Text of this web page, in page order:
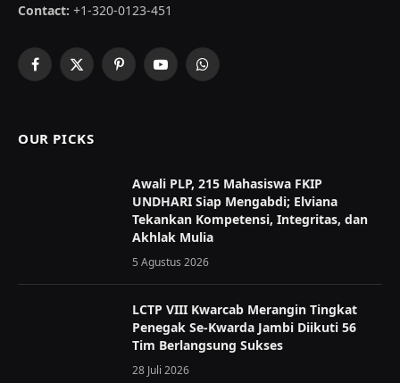
Contact: +1-320-0123-451
Facebook
X
PinterestYouTubeWhatsApp
OUR PICKS
Awali PLP, 215 Mahasiswa FKIP
UNDHARI Siap Mengabdi; Elviana
Tekankan Kompetensi, Integritas, dan
Akhlak Mulia
5 Agustus 2026
LCTP VIII Kwarcab Merangin Tingkat
Penegak Se-Kwarda Jambi Diikuti 56
Tim Berlangsung Sukses
28 Juli 2026